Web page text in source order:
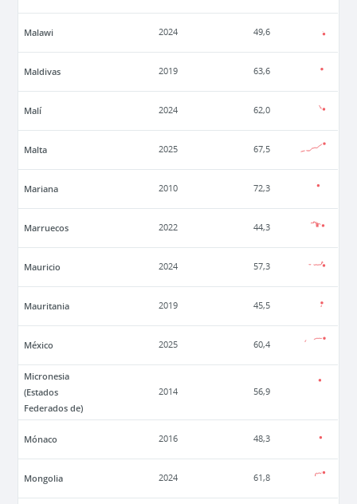
Malawi 2024 49,6
Maldivas 2019 63,6
Malí 2024 62,0
Malta 2025 67,5
Mariana 2010 72,3
Marruecos 2022 44,3
Mauricio 2024 57,3
Mauritania 2019 45,5
México 2025 60,4
Micronesia
(Estados
Federados de)
2014 56,9
Mónaco 2016 48,3
Mongolia 2024 61,8